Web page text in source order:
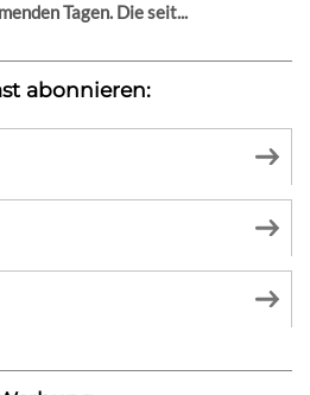
Tagen. Die seit...
abonnieren: